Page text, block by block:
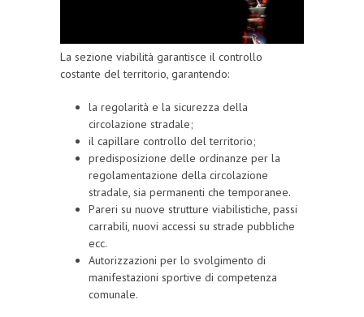
La sezione viabilità garantisce il controllo
costante del territorio, garantendo:
la regolarità e la sicurezza della
circolazione stradale;
il capillare controllo del territorio;
predisposizione delle ordinanze per la
regolamentazione della circolazione
stradale, sia permanenti che temporanee.
Pareri su nuove strutture viabilistiche, passi
carrabili, nuovi accessi su strade pubbliche
ecc.
Autorizzazioni per lo svolgimento di
manifestazioni sportive di competenza
comunale.